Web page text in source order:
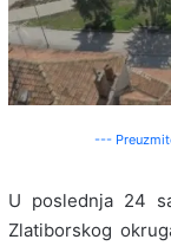
---
U poslednja 24
Zlatiborskog